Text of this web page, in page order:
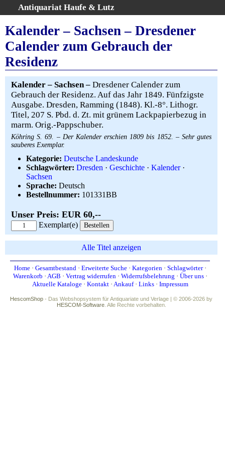
Antiquariat Haufe & Lutz
Home
Gesamtbestand
Erweiterte Suche
Kategorien
Schlagwörter
Warenkorb
AGB
Über uns
Aktuelle Kataloge
Kontakt
Ankauf
Links
Impressum
Kalender – Sachsen – Dresdener
Calender zum Gebrauch der
Residenz
Kalender – Sachsen – Dresdener Calender zum
Gebrauch der Residenz. Auf das Jahr 1849. Fünfzigste
Ausgabe. Dresden, Ramming (1848). Kl.-8°. Lithogr.
Titel, 207 S. Pbd. d. Zt. mit grünem Lackpapierbezug in
marm. Orig.-Pappschuber.
Köhring S. 69. – Der Kalender erschien 1809 bis 1852. – Sehr gutes
sauberes Exemplar.
Kategorie: Deutsche Landeskunde
Schlagwörter: Dresden · Geschichte · Kalender·
Sachsen
Sprache: Deutsch
Bestellnummer: 101331BB
Unser Preis: EUR 60,--
Exemplar(e)
Alle Titel anzeigen
Home· Gesamtbestand· Erweiterte Suche· Kategorien· Schlagwörter·
Warenkorb · AGB · Vertrag widerrufen· Widerrufsbelehrung · Über uns·
Aktuelle Kataloge· Kontakt· Ankauf· Links· Impressum
HescomShop - Das Webshopsystem für Antiquariate und Verlage | © 2006-2026 by
HESCOM-Software. Alle Rechte vorbehalten.